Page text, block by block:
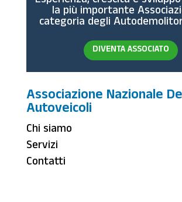
la più importante
categoria degli
DIVENTA ASSOCIATO
Associazione Nazionale
Autoveicoli
Chi siamo
Servizi
Contatti